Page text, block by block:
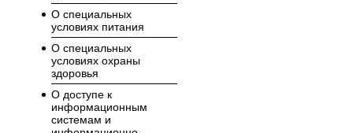
О специальных
условиях питания
О специальных
условиях охраны
здоровья
О доступе к
информационным
системам и